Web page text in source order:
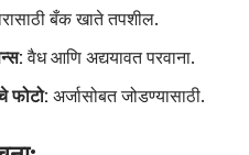
बँक खाते तपशील.
वैध आणि अद्ययावत परवाना.
फोटो: अर्जासोबत जोडण्यासाठी.